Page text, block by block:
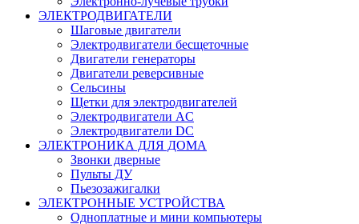
ЭЛЕКТРОДВИГАТЕЛИ
Шаговые двигатели
Электродвигатели бесщеточные
Двигатели генераторы
Двигатели реверсивные
Сельсины
Щетки для электродвигателей
Электродвигатели AC
Электродвигатели DC
ЭЛЕКТРОНИКА ДЛЯ ДОМА
Звонки дверные
Пульты ДУ
Пьезозажигалки
ЭЛЕКТРОННЫЕ УСТРОЙСТВА
Одноплатные и мини компьютеры